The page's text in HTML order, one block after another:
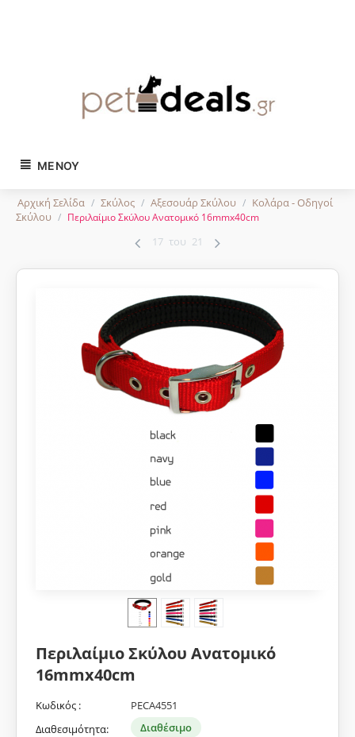
ΜΕΝΟΎ
Αρχική Σελίδα / Σκύλος / Αξεσουάρ Σκύλου / Κολάρα - Οδηγοί
Σκύλου / Περιλαίμιο Σκύλου Ανατομικό 16mmx40cm
17 του 21
Περιλαίμιο Σκύλου Ανατομικό
16mmx40cm
Κωδικός :
PECA4551
Διαθεσιμότητα:
Διαθέσιμο